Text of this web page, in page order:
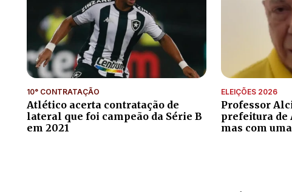
10° CONTRATAÇÃO
Atlético acerta contratação de
lateral que foi campeão da Série B
em 2021
ELEIÇÕES 2026
Professor
prefeitura de
mas com